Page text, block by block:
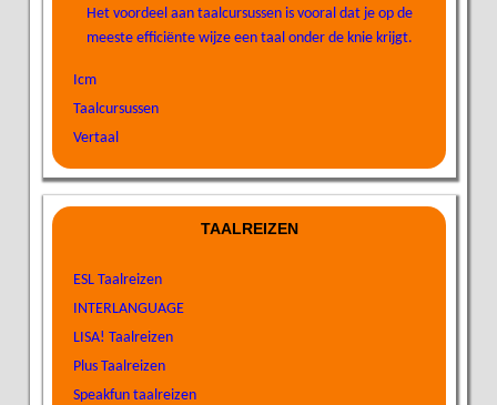
Het voordeel aan taalcursussen is vooral dat je op de
meeste efficiënte wijze een taal onder de knie krijgt.
Icm
Taalcursussen
Vertaal
TAALREIZEN
ESL Taalreizen
INTERLANGUAGE
LISA! Taalreizen
Plus Taalreizen
Speakfun taalreizen